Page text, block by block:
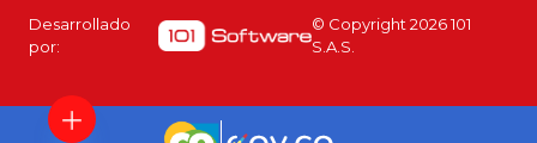
Desarrollado
por:
© Copyright2026101
S.A.S.